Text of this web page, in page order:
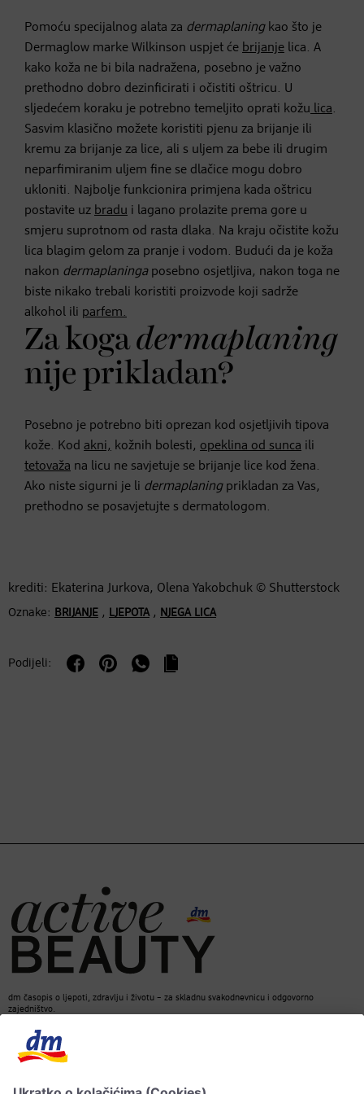
Pomoću specijalnog alata za dermaplaningkao što je
Dermaglow marke Wilkinson uspjet će brijanje lica. A
kako koža ne bi bila nadražena, posebno je važno
prethodno dobro dezinficirati i očistiti oštricu. U
sljedećem koraku je potrebno temeljito oprati kožu lica.
Sasvim klasično možete koristiti pjenu za brijanje ili
kremu za brijanje za lice, ali s uljem za bebe ili drugim
neparfimiranim uljem fine se dlačice mogu dobro
ukloniti. Najbolje funkcionira primjena kada oštricu
postavite uz bradu i lagano prolazite prema gore u
smjeru suprotnom od rasta dlaka. Na kraju očistite kožu
lica blagim gelom za pranje i vodom. Budući da je koža
nakon dermaplaningaposebno osjetljiva, nakon toga ne
biste nikako trebali koristiti proizvode koji sadrže
alkohol ili parfem.
Za koga dermaplaning
nije prikladan?
Posebno je potrebno biti oprezan kod osjetljivih tipova
kože. Kod akni, kožnih bolesti, opeklina od sunca ili
tetovaža na licu ne savjetuje se brijanje lice kod žena.
Ako niste sigurni je li dermaplaningprikladan za Vas,
prethodno se posavjetujte s dermatologom.
krediti: Ekaterina Jurkova, Olena Yakobchuk © Shutterstock
Oznake: BRIJANJE , LJEPOTA, NJEGA LICA
Podijeli:
dm časopis o ljepoti, zdravlju i životu – za skladnu svakodnevnicu i odgovorno
zajedništvo.